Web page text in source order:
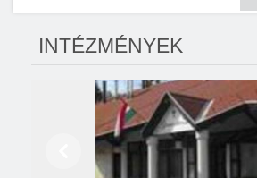
INTÉZMÉNYEK